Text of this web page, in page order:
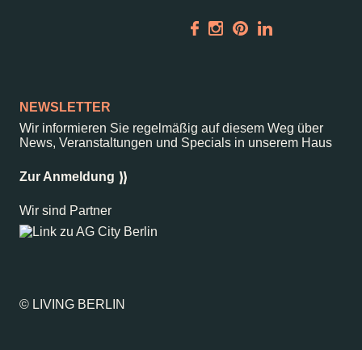
Kantstr. 17
–
10623Berlin
NEWSLETTER
Wir informieren Sie regelmäßig auf diesem Weg über
News, Veranstaltungen und Specials in unserem Haus
Zur Anmeldung
Wir sind Partner
© LIVING BERLIN